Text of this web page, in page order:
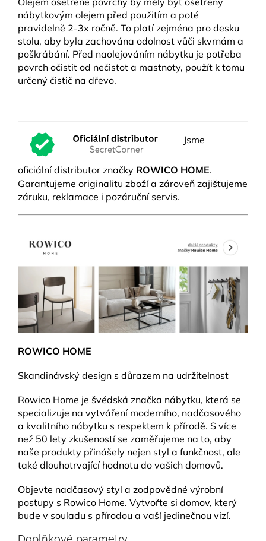
nábytkovým olejem před použitím a poté
pravidelně 2-3x ročně. To platí zejména pro desku
stolu, aby byla zachována odolnost vůči skvrnám a
poškrábání. Před naolejováním nábytku je potřeba
povrch očistit od nečistot a mastnoty, použít k tomu
určený čistič na dřevo.
Jsme
oficiální distributor značky ROWICO HOME.
Garantujeme originalitu zboží a zároveň zajišťujeme
záruku, reklamace i pozáruční servis.
ROWICO HOME
Skandinávský design s důrazem na udržitelnost
Rowico Home je švédská značka nábytku, která se
specializuje na vytváření moderního, nadčasového
a kvalitního nábytku s respektem k přírodě. S více
než 50 lety zkušeností se zaměřujeme na to, aby
naše produkty přinášely nejen styl a funkčnost, ale
také dlouhotrvající hodnotu do vašich domovů.
Objevte nadčasový styl a zodpovědné výrobní
postupy s Rowico Home. Vytvořte si domov, který
bude v souladu s přírodou a vaší jedinečnou vizí.